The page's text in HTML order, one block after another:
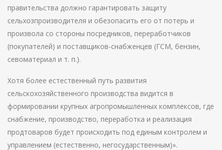
правительства должно гарантировать защиту
сельхозпроизводителя и обезопасить его от потерь и
произвола со стороны посредников, переработчиков
(покупателей) и поставщиков-снабженцев (ГСМ, бензин,
севоматериал и т. п.).
Хотя более естественный путь развития
сельскохозяйственного производства видится в
формировании крупных агропромышленных комплексов, где
снабжение, производство, переработка и реализация
продтоваров будет происходить под единым контролем и
управлением (естественно, негосударственным)».